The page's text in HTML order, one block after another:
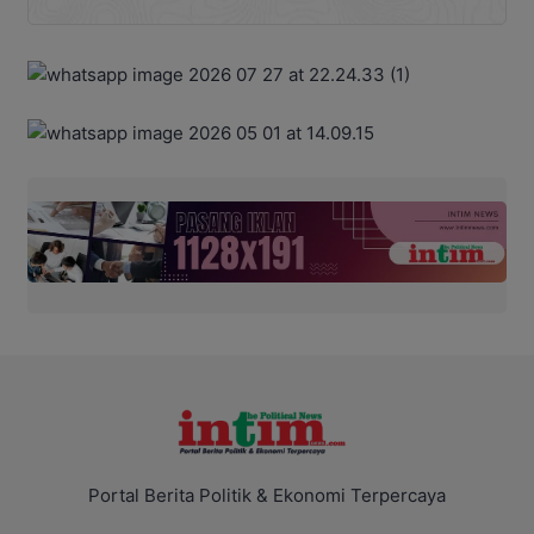
Portal Berita Politik & Ekonomi Terpercaya